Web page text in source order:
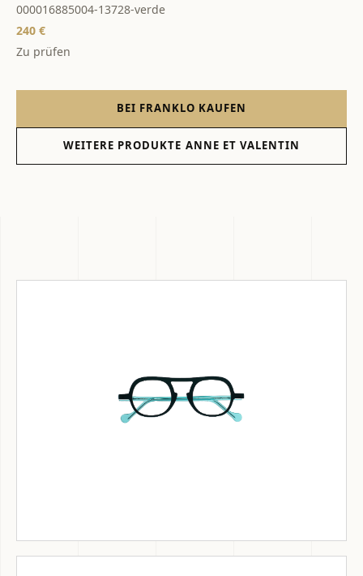
000016885004-13728-verde
240 €
Zu prüfen
BEI FRANKLO KAUFEN
WEITERE PRODUKTE ANNE ET VALENTIN